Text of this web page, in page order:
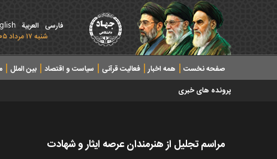
فارسی العربیة
شنبه ۱۷ مرداد ۱۴۰۵ - 2026 August 08
صفحه نخست همه اخبار فعالیت قرآنی سیاست و اقتصاد بین الملل
پرونده های خبری
مراسم تجلیل از هنرمندان عرصه ایثار و شهادت